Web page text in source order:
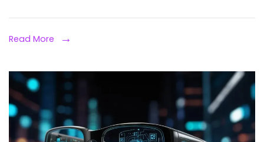
Read More